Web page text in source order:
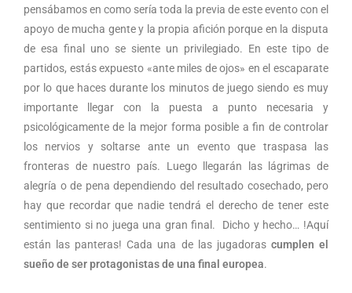
pensábamos en como sería toda la previa de este evento con el
apoyo de mucha gente y la propia afición porque en la disputa
de esa final uno se siente un privilegiado. En este tipo de
partidos, estás expuesto «ante miles de ojos» en el escaparate
por lo que haces durante los minutos de juego siendo es muy
importante llegar con la puesta a punto necesaria y
psicológicamente de la mejor forma posible a fin de controlar
los nervios y soltarse ante un evento que traspasa las
fronteras de nuestro país. Luego llegarán las lágrimas de
alegría o de pena dependiendo del resultado cosechado, pero
hay que recordar que nadie tendrá el derecho de tener este
sentimiento si no juega una gran final. Dicho y hecho… !Aquí
están las panteras! Cada una de las jugadoras cumplen el
sueño de ser protagonistas de una final europea.